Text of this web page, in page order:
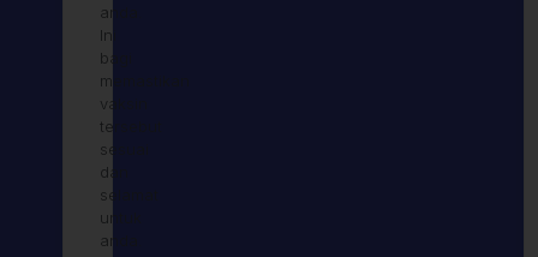
anda.
Ini
bagi
memastikan
vaksin
tersebut
sesuai
dan
selamat
untuk
anda.